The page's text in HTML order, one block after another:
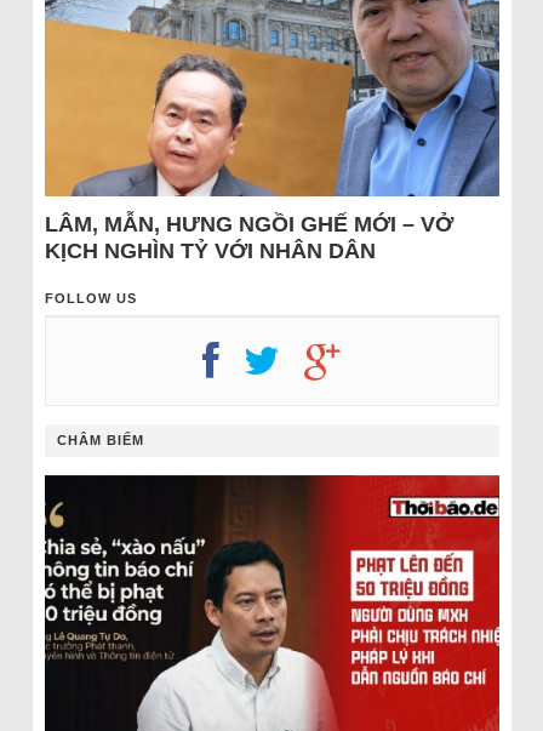
LÂM, MẪN, HƯNG NGỒI GHẾ MỚI – VỞ
KỊCH NGHÌN TỶ VỚI NHÂN DÂN
FOLLOW US
CHÂM BIẾM